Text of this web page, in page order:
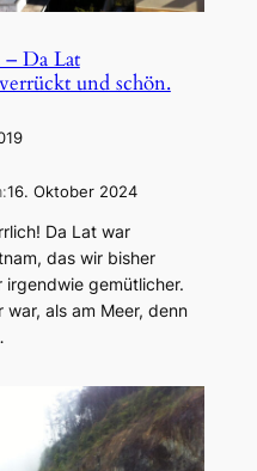
Da Lat
und schön.
16. Oktober 2024
Da Lat war
das wir bisher
irgendwie gemütlicher.
als am Meer, denn